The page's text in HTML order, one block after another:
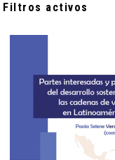
Filtros activos